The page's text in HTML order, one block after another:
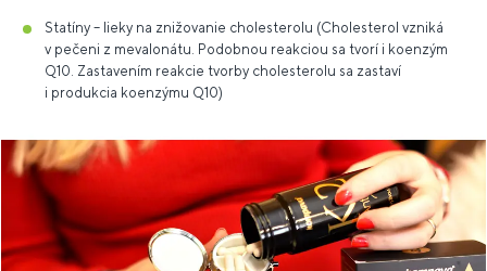
Statíny – lieky na znižovanie cholesterolu (Cholesterol vzniká
v pečeni z mevalonátu. Podobnou reakciou sa tvorí i koenzým
Q10. Zastavením reakcie tvorby cholesterolu sa zastaví
i produkcia koenzýmu Q10)